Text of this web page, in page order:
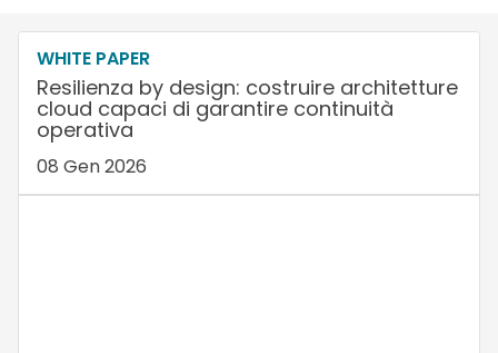
WHITE PAPER
Resilienza by design: costruire architetture
cloud capaci di garantire continuità
operativa
08 Gen 2026